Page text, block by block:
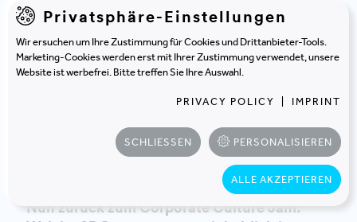
auch auf anderen
Kommunikationswegen, sind unsere
Kolleg:innen dazu aufgerufen, zu
partizipieren und ihre Vorschläge
liegt bei uns allen und nicht nur im
Management.
Nun zurück zum Corporate Culture Jam:
Privatsphäre-Einstellungen
Wir ersuchen um Ihre Zustimmung für Cookies und Drittanbieter-Tools.
Marketing-Cookies werden erst mit Ihrer Zustimmung verwendet, unsere
Website ist werbefrei. Bitte treffen Sie Ihre Auswahl.
PRIVACY POLICY IMPRINT
SCHLIESSEN PERSONALISIEREN
ALLE AKZEPTIEREN